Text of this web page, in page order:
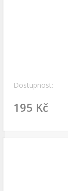
Dostupnost:
195 Kč